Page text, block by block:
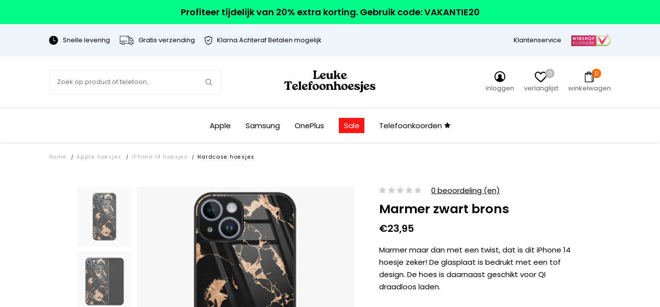
Profiteer tijdelijk van 20% extra korting. Gebruik code: VAKANTIE20
Snelle levering Gratis verzending Klarna Achteraf Betalen mogelijk Klantenservice
inloggen
0
verlanglijst
0
winkelwagen
Apple Samsung OnePlus Sale Telefoonkoorden
Home / Apple hoesjes / iPhone 14 hoesjes / Hardcase hoesjes
0 beoordeling (en)
Marmer zwart brons
€23,95
Marmer maar dan met een twist, dat is dit iPhone 14
hoesje zeker! De glasplaat is bedrukt met een tof
design. De hoes is daarnaast geschikt voor QI
draadloos laden.